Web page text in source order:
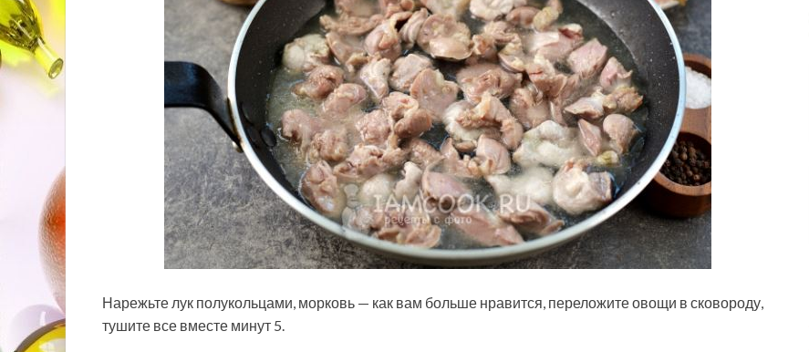
Нарежьте лук полукольцами, морковь — как вам больше нравится, переложите овощи в сковороду,
тушите все вместе минут 5.